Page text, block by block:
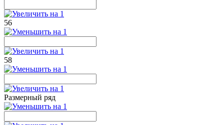
56
58
Размерный ряд